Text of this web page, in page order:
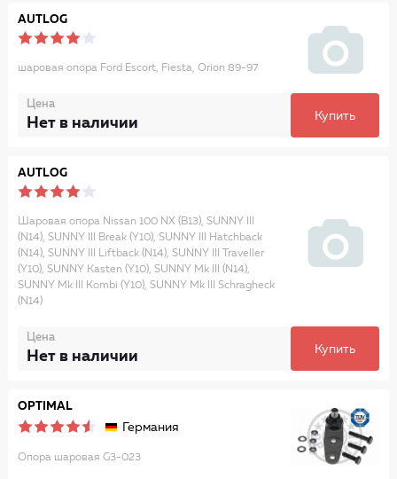
AUTLOG
шаровая опора Ford Escort, Fiesta, Orion 89-97
Цена
Нет в наличии Купить
AUTLOG
Шаровая опора Nissan 100 NX (B13), SUNNY III
(N14), SUNNY III Break (Y10), SUNNY III Hatchback
(N14), SUNNY III Liftback (N14), SUNNY III Traveller
(Y10), SUNNY Kasten (Y10), SUNNY Mk III (N14),
SUNNY Mk III Kombi (Y10), SUNNY Mk III Schragheck
(N14)
Цена
Нет в наличии Купить
OPTIMAL
Германия
Опора шаровая G3-023